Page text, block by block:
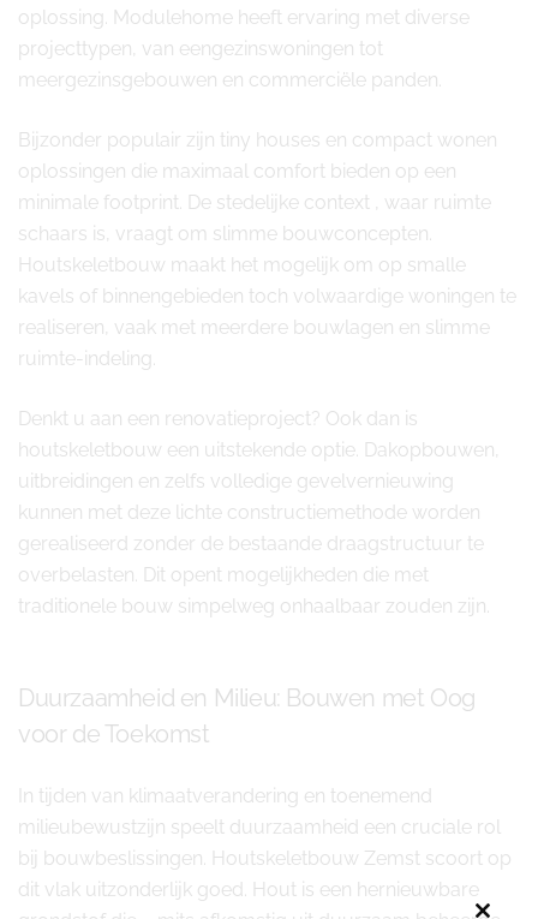
oplossing. Modulehome heeft ervaring met diverse
projecttypen, van eengezinswoningen tot
meergezinsgebouwen en commerciële panden.
Bijzonder populair zijn tiny houses en compact wonen
oplossingen die maximaal comfort bieden op een
minimale footprint. De stedelijke context , waar ruimte
schaars is, vraagt om slimme bouwconcepten.
Houtskeletbouw maakt het mogelijk om op smalle
kavels of binnengebieden toch volwaardige woningen te
realiseren, vaak met meerdere bouwlagen en slimme
ruimte-indeling.
Denkt u aan een renovatieproject? Ook dan is
houtskeletbouw een uitstekende optie. Dakopbouwen,
uitbreidingen en zelfs volledige gevelvernieuwing
kunnen met deze lichte constructiemethode worden
gerealiseerd zonder de bestaande draagstructuur te
overbelasten. Dit opent mogelijkheden die met
traditionele bouw simpelweg onhaalbaar zouden zijn.
Duurzaamheid en Milieu: Bouwen met Oog
voor de Toekomst
In tijden van klimaatverandering en toenemend
milieubewustzijn speelt duurzaamheid een cruciale rol
bij bouwbeslissingen. Houtskeletbouw Zemst scoort op
dit vlak uitzonderlijk goed. Hout is een hernieuwbare